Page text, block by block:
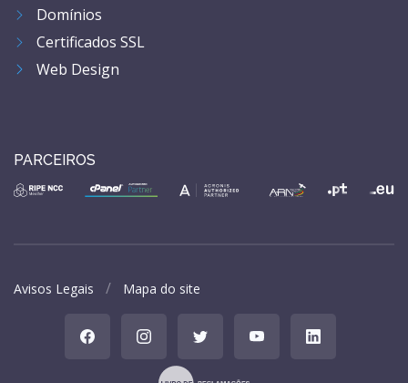
Domínios
Certificados SSL
Web Design
PARCEIROS
Avisos Legais Mapa do site